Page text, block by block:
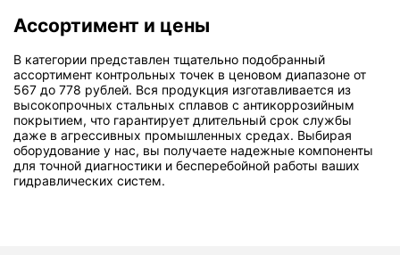
Ассортимент и цены
В категории представлен тщательно подобранный
ассортимент контрольных точек в ценовом диапазоне от
567 до 778 рублей. Вся продукция изготавливается из
высокопрочных стальных сплавов с антикоррозийным
покрытием, что гарантирует длительный срок службы
даже в агрессивных промышленных средах. Выбирая
оборудование у нас, вы получаете надежные компоненты
для точной диагностики и бесперебойной работы ваших
гидравлических систем.